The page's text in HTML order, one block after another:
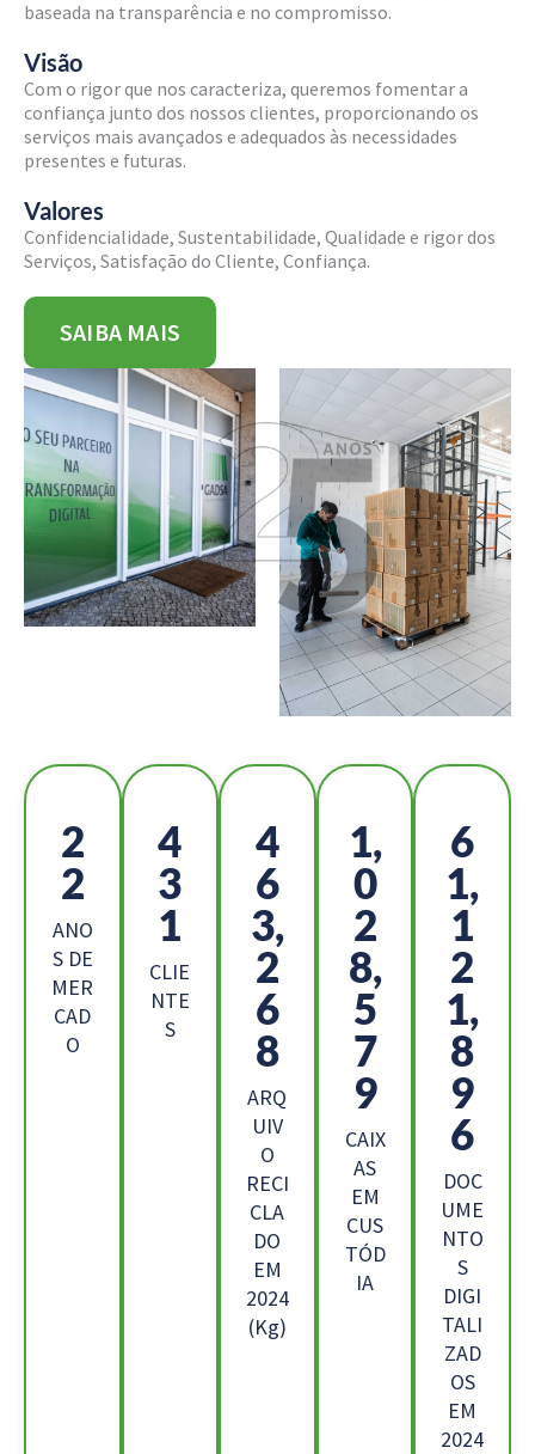
baseada na transparência e no compromisso.
Visão
Com o rigor que nos caracteriza, queremos fomentar a
confiança junto dos nossos clientes, proporcionando os
serviços mais avançados e adequados às necessidades
presentes e futuras.
Valores
Confidencialidade, Sustentabilidade, Qualidade e rigor dos
Serviços, Satisfação do Cliente, Confiança.
SAIBA MAIS
2
5
ANO
S DE
MER
CAD
O
4
8
8
CLIE
NTE
S
5
2
4,
6
9
0
ARQ
UIV
O
RECI
CLA
DO
EM
2024
(Kg)
1,
1
6
4,
9
5
1
CAIX
AS
EM
CUS
TÓD
IA
6
9,
2
2
5,
6
1
4
DOC
UME
NTO
S
DIGI
TALI
ZAD
OS
EM
2024